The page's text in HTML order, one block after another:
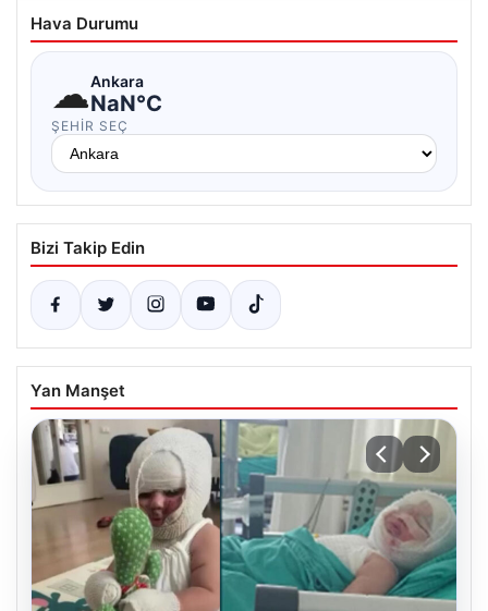
Hava Durumu
☁Ankara
NaN°C
ŞEHIR SEÇ
Bizi Takip Edin
Yan Manşet